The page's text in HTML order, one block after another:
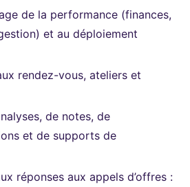
de la performance (finances,
et au déploiement
rendez-vous, ateliers et
de notes, de
et de supports de
réponses aux appels d’offres :